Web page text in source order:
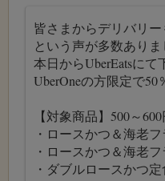
皆さまからデリバリ
という声が多数ありま
本日からUberEatsにて
UberOneの方限定で
【対象商品】500～
・ロースかつ＆海老
・ロースかつ＆海老
・ダブルロースかつ